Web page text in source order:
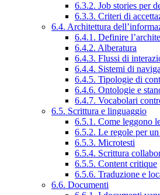
6.3.2. Job stories per
6.3.3. Criteri di
6.4. Architettura
6.4.1. Definire
6.4.2. Alberatura
6.4.3. Flussi di
6.4.4. Sistemi di
6.4.5. Tipologie di
6.4.6. Ontologie e
6.4.7. Vocabolari
6.5. Scrittura e linguaggio
6.5.1. Come leggono
6.5.2. Le regole per
6.5.3. Microtesti
6.5.4. Scrittura
6.5.5. Content critique
6.5.6. Traduzione e
6.6. Documenti